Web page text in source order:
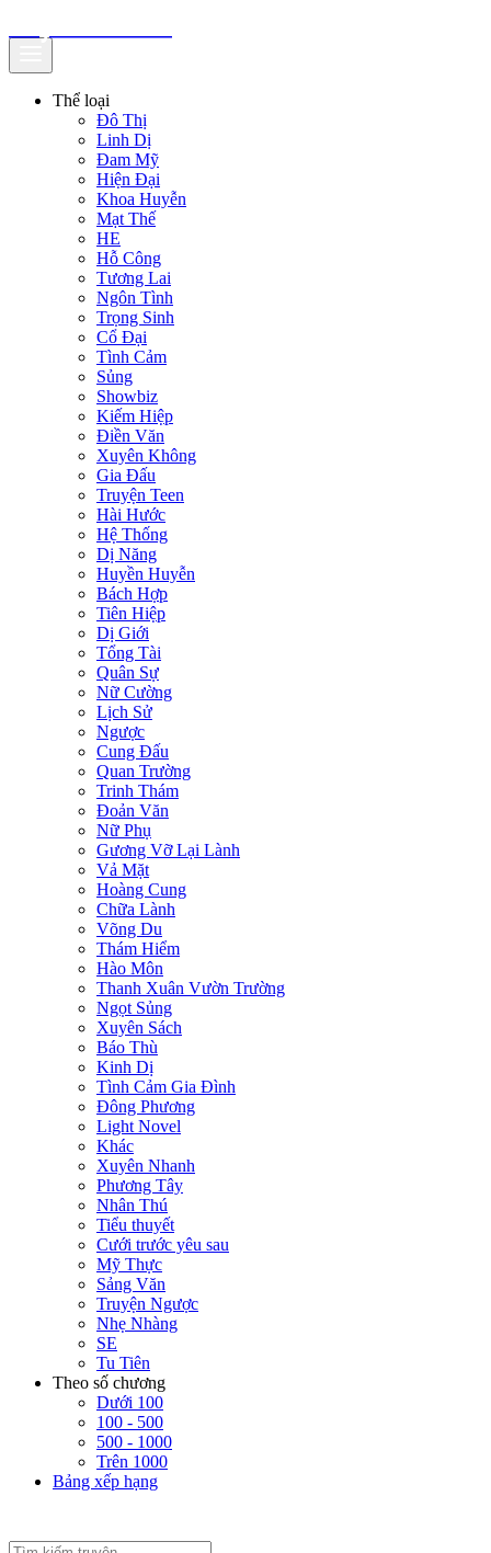
Thể loại
Đô Thị
Linh Dị
Đam Mỹ
Hiện Đại
Khoa Huyễn
Mạt Thế
HE
Hỗ Công
Tương Lai
Ngôn Tình
Trọng Sinh
Cổ Đại
Tình Cảm
Sủng
Showbiz
Kiếm Hiệp
Điền Văn
Xuyên Không
Gia Đấu
Truyện Teen
Hài Hước
Hệ Thống
Dị Năng
Huyền Huyễn
Bách Hợp
Tiên Hiệp
Dị Giới
Tổng Tài
Quân Sự
Nữ Cường
Lịch Sử
Ngược
Cung Đấu
Quan Trường
Trinh Thám
Đoản Văn
Nữ Phụ
Gương Vỡ Lại Lành
Vả Mặt
Hoàng Cung
Chữa Lành
Võng Du
Thám Hiểm
Hào Môn
Thanh Xuân Vườn Trường
Ngọt Sủng
Xuyên Sách
Báo Thù
Kinh Dị
Tình Cảm Gia Đình
Đông Phương
Light Novel
Khác
Xuyên Nhanh
Phương Tây
Nhân Thú
Tiểu thuyết
Cưới trước yêu sau
Mỹ Thực
Sảng Văn
Truyện Ngược
Nhẹ Nhàng
SE
Tu Tiên
Theo số chương
Dưới 100
100 - 500
500 - 1000
Trên 1000
Bảng xếp hạng